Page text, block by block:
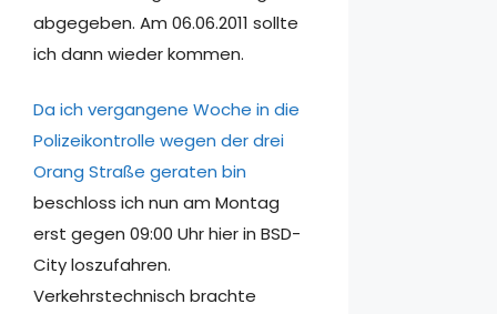
abgegeben. Am 06.06.2011 sollte
ich dann wieder kommen.
Da ich vergangene Woche in die
Polizeikontrolle wegen der drei
Orang Straße geraten bin
beschloss ich nun am Montag
erst gegen 09:00 Uhr hier in BSD-
City loszufahren.
Verkehrstechnisch brachte